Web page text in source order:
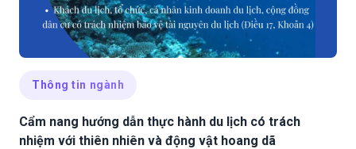
Thông tin ngành
Cẩm nang hướng dẫn thực hành du lịch có trách
nhiệm với thiên nhiên và động vật hoang dã